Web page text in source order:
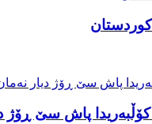
پاش سێ ڕۆژ